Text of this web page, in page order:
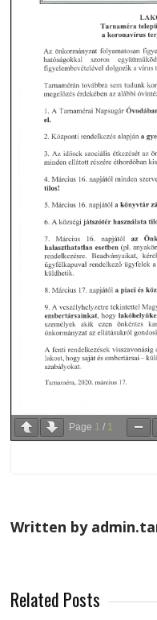
Page 1 / 1
Written by
Related Posts